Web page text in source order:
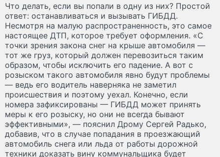
Что делать, если вы попали в одну из них? Простой
ответ: останавливаться и вызывать ГИБДД.
Несмотря на малую распространенность, это самое
настоящее ДТП, которое требует оформления. «С
точки зрения закона снег на крыше автомобиля —
тот же груз, который должен перевозиться таким
образом, чтобы исключить его падение. А вот с
розыском такого автомобиля явно будут проблемы
— ведь его водитель наверняка не заметил
происшествия и поэтому уехал. Конечно, если
номера зафиксированы — ГИБДД может принять
меры к его розыску, но они не всегда бывают
эффективными», — пояснил Дрому Сергей Радько,
добавив, что в случае попадания в проезжающий
автомобиль снега или льда от работы дорожной
техники доказать вину коммунальщика будет